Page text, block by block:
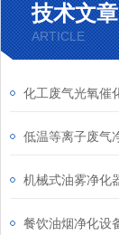
技术文章
ARTICLE